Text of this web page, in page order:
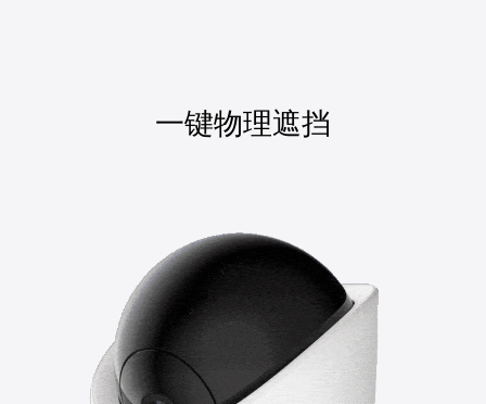
一键物理遮挡